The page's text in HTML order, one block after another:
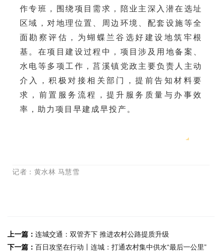
作专班，围绕项目需求，陪业主深入潜在选址
区域，对地理位置、周边环境、配套设施等全
面勘察评估，为蝴蝶兰谷选好建设地筑牢根
基。在项目建设过程中，项目涉及用地备案、
水电等多项工作，莒溪镇党政主要负责人主动
介入，积极对接相关部门，提前告知材料要
求，前置服务流程，提升服务质量与办事效
率，助力项目早建成早投产。
记者：黄水林 马慧雪
上一篇： 连城交通：双管齐下 推进农村公路提质升级
下一篇： 百日攻坚在行动丨连城：打通农村集中供水“最后一公里”